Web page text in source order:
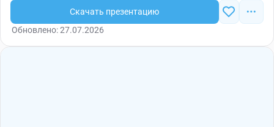
Скачать презентацию
Обновлено: 27.07.2026